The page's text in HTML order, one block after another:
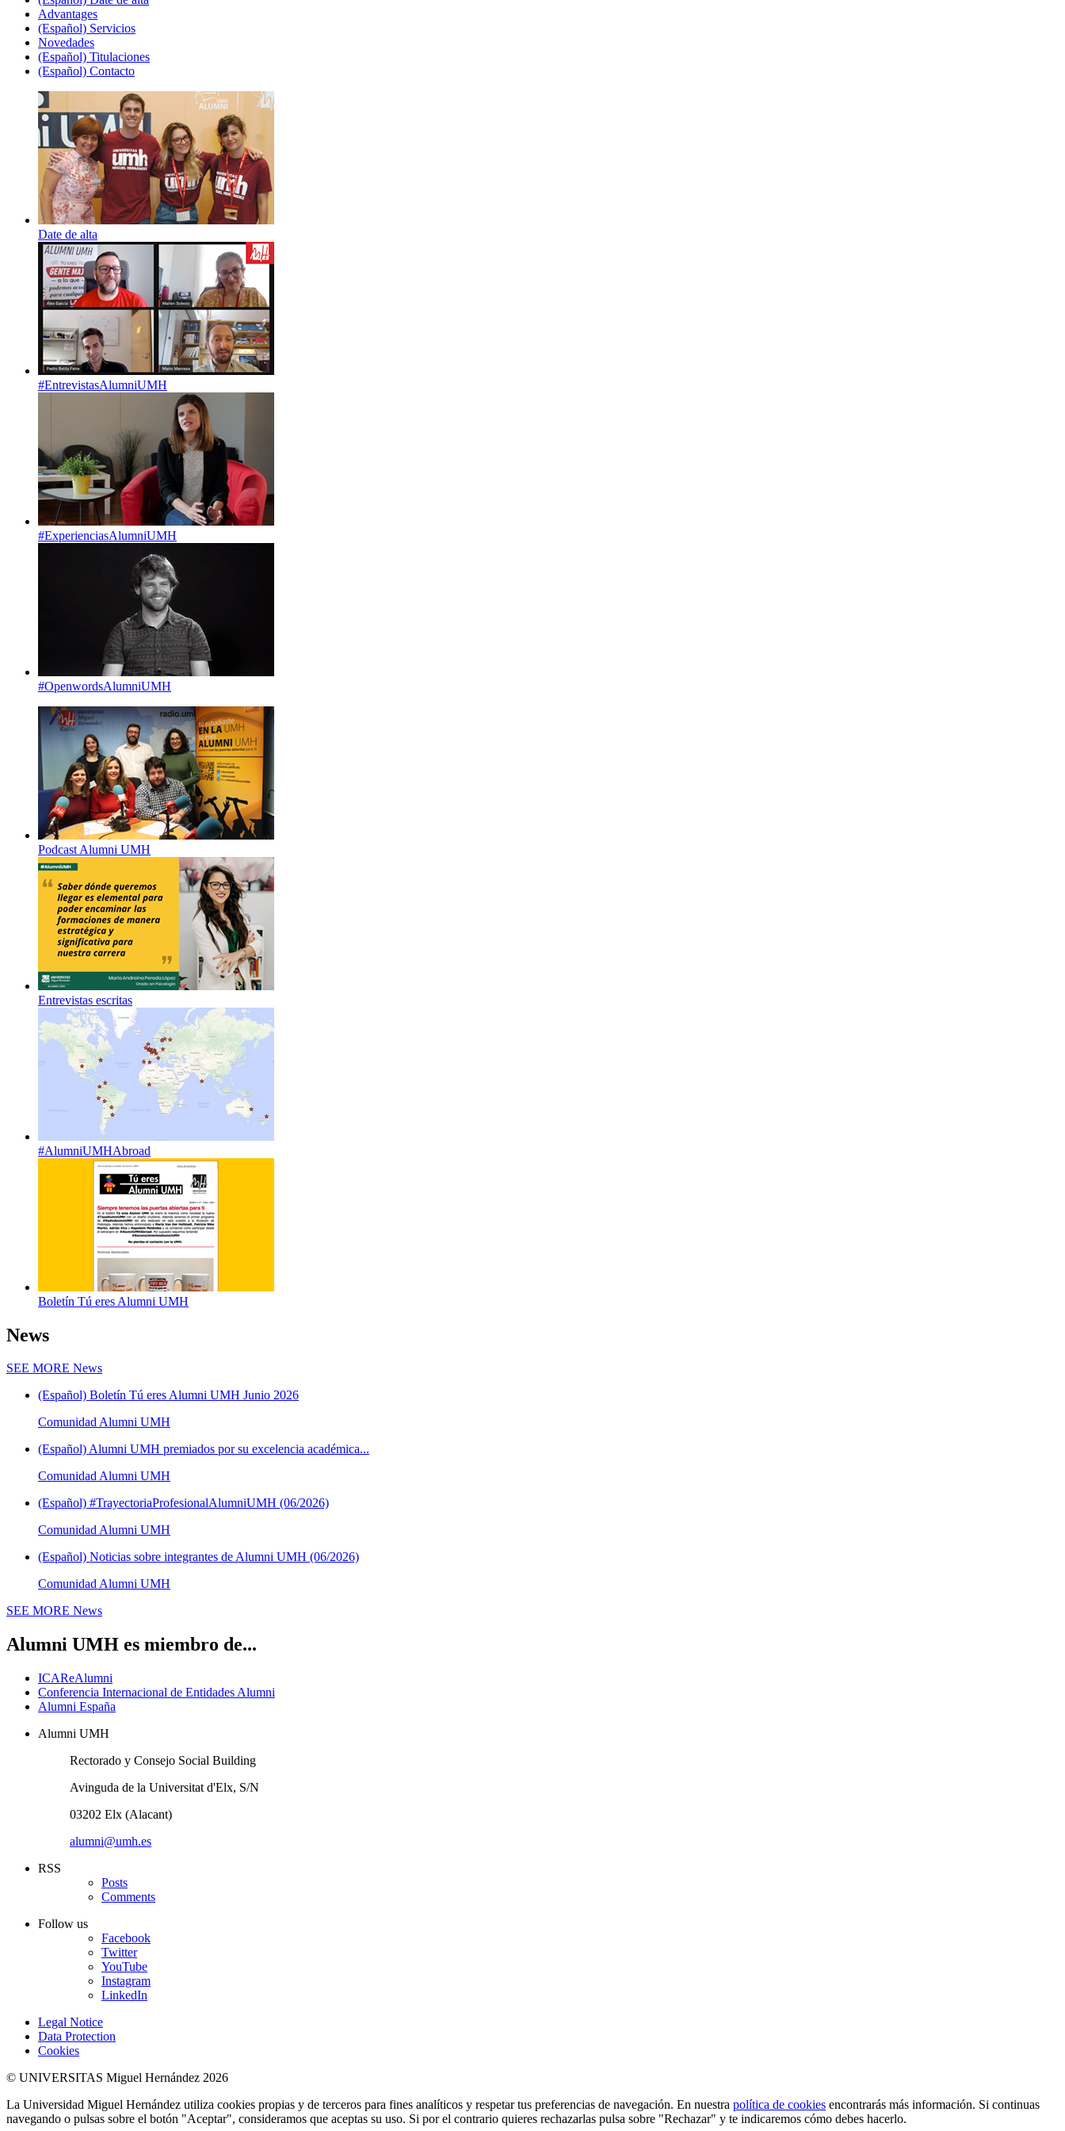
Advantages
(Español) Servicios
Novedades
(Español) Titulaciones
(Español) Contacto
Date de alta
#EntrevistasAlumniUMH
#ExperienciasAlumniUMH
#OpenwordsAlumniUMH
Podcast Alumni UMH
Entrevistas escritas
#AlumniUMHAbroad
Boletín Tú eres Alumni UMH
News
SEE MORE News
(Español) Boletín Tú eres Alumni UMH Junio 2026
Comunidad Alumni UMH
(Español) Alumni UMH premiados por su excelencia académica...
Comunidad Alumni UMH
(Español) #TrayectoriaProfesionalAlumniUMH (06/2026)
Comunidad Alumni UMH
(Español) Noticias sobre integrantes de Alumni UMH (06/2026)
Comunidad Alumni UMH
SEE MORE News
Alumni UMH es miembro de...
ICAReAlumni
Conferencia Internacional de Entidades Alumni
Alumni España
Alumni UMH
Rectorado y Consejo Social Building
Avinguda de la Universitat d'Elx, S/N
03202 Elx (Alacant)
alumni@umh.es
RSS
Posts
Comments
Follow us
Facebook
Twitter
YouTube
Instagram
LinkedIn
Legal Notice
Data Protection
Cookies
© UNIVERSITAS Miguel Hernández 2026
La Universidad Miguel Hernández utiliza cookies propias y de terceros para fines analíticos y respetar tus preferencias de navegación. En nuestra política de cookies encontrarás más información. Si continuas
navegando o pulsas sobre el botón "Aceptar", consideramos que aceptas su uso. Si por el contrario quieres rechazarlas pulsa sobre "Rechazar" y te indicaremos cómo debes hacerlo.